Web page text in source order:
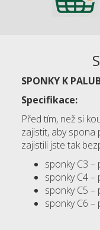
SPONKY K
Specifikace:
Před tím, než si
zajistit, aby spona
zajistili jste tak
sponky C3 –
sponky C4 –
sponky C5 –
sponky C6 –